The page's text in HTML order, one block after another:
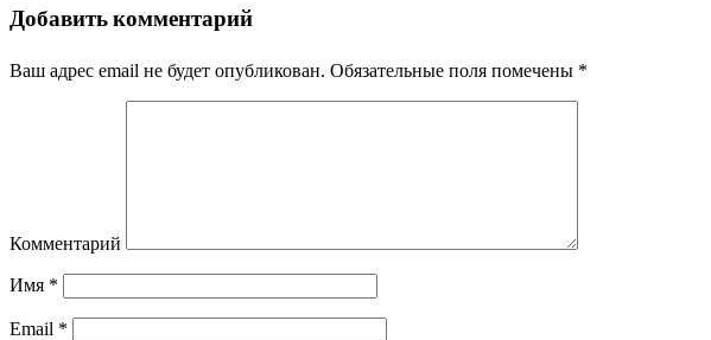
Добавить комментарий
Ваш адрес email не будет опубликован. Обязательные поля помечены *
Комментарий
Имя *
Email *